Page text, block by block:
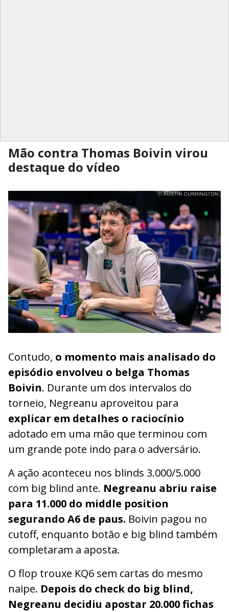
Mão contra Thomas Boivin virou
destaque do vídeo
Contudo, o momento mais analisado do
episódio envolveu o belga Thomas
Boivin. Durante um dos intervalos do
torneio, Negreanu aproveitou para
explicar em detalhes o raciocínio
adotado em uma mão que terminou com
um grande pote indo para o adversário.
A ação aconteceu nos blinds 3.000/5.000
com big blind ante. Negreanu abriu raise
para 11.000 do middle position
segurando A6 de paus. Boivin pagou no
cutoff, enquanto botão e big blind também
completaram a aposta.
O flop trouxe KQ6 sem cartas do mesmo
naipe. Depois do check do big blind,
Negreanu decidiu apostar 20.000 fichas